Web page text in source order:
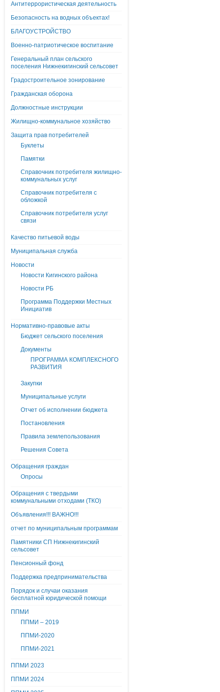
Антитеррористическая деятельность
Безопасность на водных объектах!
БЛАГОУСТРОЙСТВО
Военно-патриотическое воспитание
Генеральный план сельского
поселения Нижнекигинский сельсовет
Градостроительное зонирование
Гражданская оборона
Должностные инструкции
Жилищно-коммунальное хозяйство
Защита прав потребителей
Буклеты
Памятки
Справочник потребителя жилищно-
коммунальных услуг
Справочник потребителя с
обложкой
Справочник потребителя услуг
связи
Качество питьевой воды
Муниципальная служба
Новости
Новости Кигинского района
Новости РБ
Программа Поддержки Местных
Инициатив
Нормативно-правовые акты
Бюджет сельского поселения
Документы
ПРОГРАММА КОМПЛЕКСНОГО
РАЗВИТИЯ
Закупки
Муниципальные услуги
Отчет об исполнении бюджета
Постановления
Правила землепользования
Решения Совета
Обращения граждан
Опросы
Обращения с твердыми
коммунальными отходами (ТКО)
Объявления!!! ВАЖНО!!!
отчет по муниципальным программам
Памятники СП Нижнекигинский
сельсовет
Пенсионный фонд
Поддержка предпринимательства
Порядок и случаи оказания
бесплатной юридической помощи
ППМИ
ППМИ – 2019
ППМИ-2020
ППМИ-2021
ППМИ 2023
ППМИ 2024